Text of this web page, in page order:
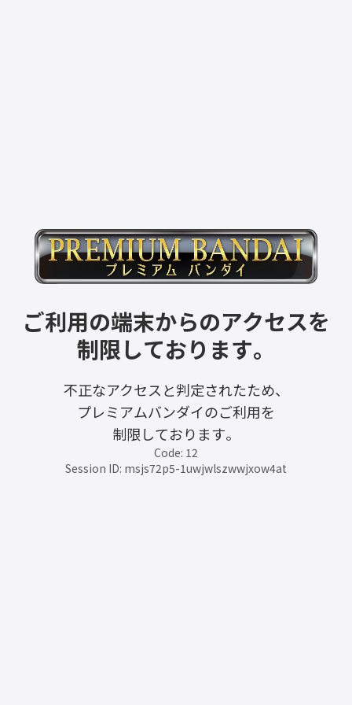
ご利用の端末からのアクセスを
制限しております。
不正なアクセスと判定されたため、
プレミアムバンダイのご利用を
制限しております。
Code: 12
Session ID: msjs72p5-1uwjwlszwwjxow4at